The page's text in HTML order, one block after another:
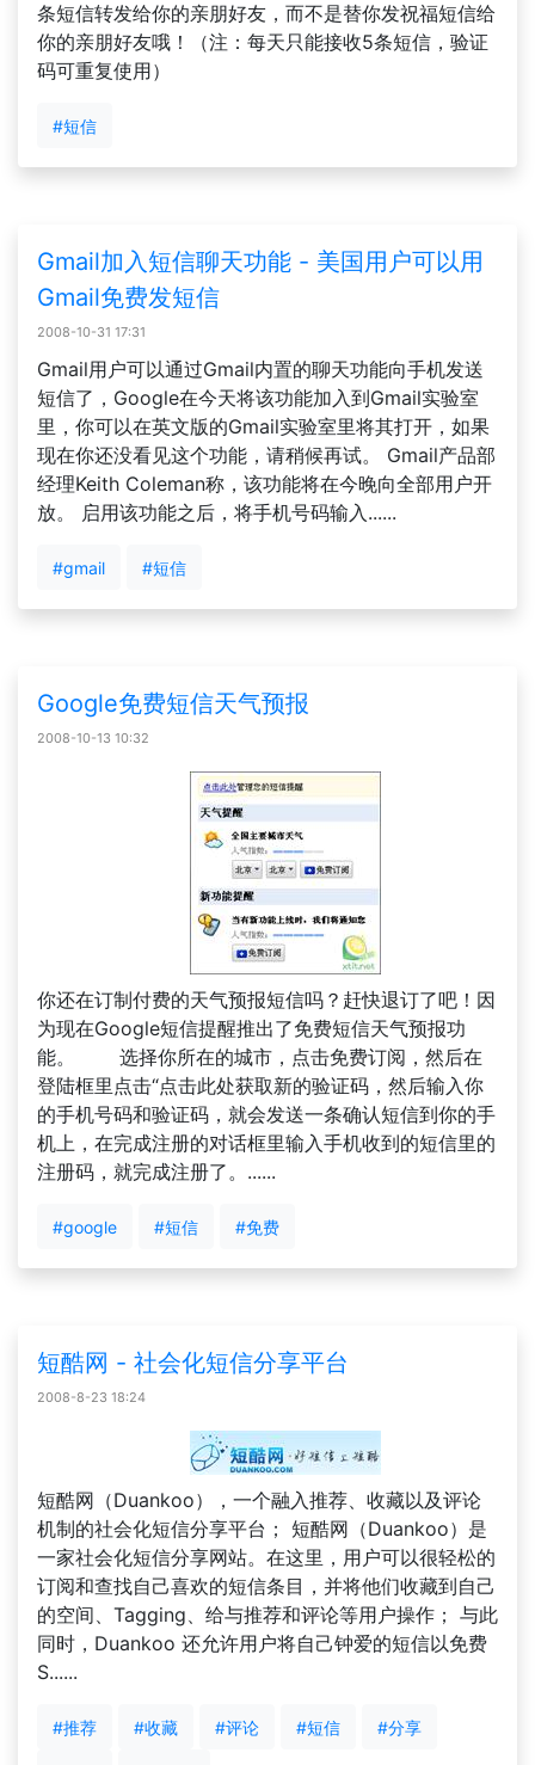
条短信转发给你的亲朋好友，而不是替你发祝福短信给
你的亲朋好友哦！（注：每天只能接收5条短信，验证
码可重复使用）
#短信
Gmail加入短信聊天功能 - 美国用户可以用
Gmail免费发短信
2008-10-31 17:31
Gmail用户可以通过Gmail内置的聊天功能向手机发送
短信了，Google在今天将该功能加入到Gmail实验室
里，你可以在英文版的Gmail实验室里将其打开，如果
现在你还没看见这个功能，请稍候再试。 Gmail产品部
经理Keith Coleman称，该功能将在今晚向全部用户开
放。 启用该功能之后，将手机号码输入......
#gmail #短信
Google免费短信天气预报
2008-10-13 10:32
你还在订制付费的天气预报短信吗？赶快退订了吧！因
为现在Google短信提醒推出了免费短信天气预报功
能。 选择你所在的城市，点击免费订阅，然后在
登陆框里点击“点击此处获取新的验证码，然后输入你
的手机号码和验证码，就会发送一条确认短信到你的手
机上，在完成注册的对话框里输入手机收到的短信里的
注册码，就完成注册了。......
#google #短信 #免费
短酷网 - 社会化短信分享平台
2008-8-23 18:24
短酷网（Duankoo），一个融入推荐、收藏以及评论
机制的社会化短信分享平台； 短酷网（Duankoo）是
一家社会化短信分享网站。在这里，用户可以很轻松的
订阅和查找自己喜欢的短信条目，并将他们收藏到自己
的空间、Tagging、给与推荐和评论等用户操作； 与此
同时，Duankoo 还允许用户将自己钟爱的短信以免费
S......
#推荐 #收藏 #评论 #短信 #分享